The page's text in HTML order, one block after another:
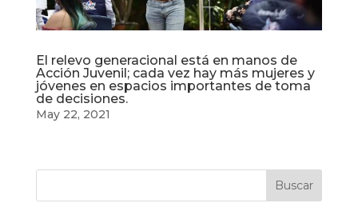
El relevo generacional está en manos de
Acción Juvenil; cada vez hay más mujeres y
jóvenes en espacios importantes de toma
de decisiones.
May 22, 2021